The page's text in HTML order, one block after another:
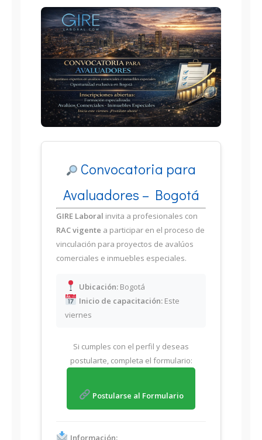
Convocatoria para
Avaluadores – Bogotá
GIRE Laboral invita a profesionales con
RAC vigente a participar en el proceso de
vinculación para proyectos de avalúos
comerciales e inmuebles especiales.
Ubicación:Bogotá
Inicio de capacitación:Este
viernes
Si cumples con el perfil y deseas
postularte, completa el formulario:
Postularse al Formulario
Información: